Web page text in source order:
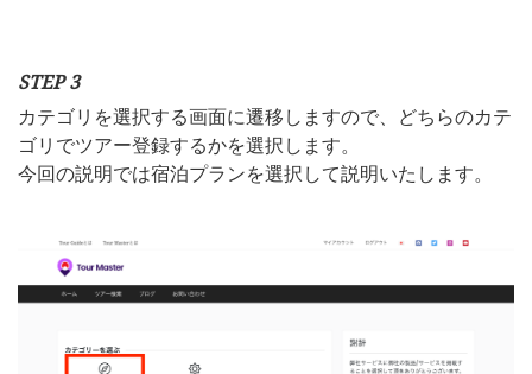
STEP 3
カテゴリを選択する画面に遷移しますので、どちらのカテ
ゴリでツアー登録するかを選択します。
今回の説明では宿泊プランを選択して説明いたします。